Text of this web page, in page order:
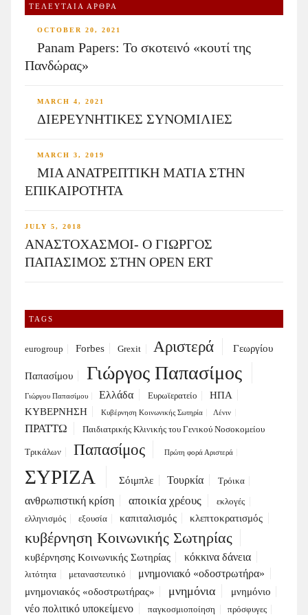
ΤΕΛΕΥΤΑΙΑ ΑΡΘΡΑ
OCTOBER 20, 2021
Panam Papers: Το σκοτεινό «κουτί της
Πανδώρας»
MARCH 4, 2021
ΔΙΕΡΕΥΝΗΤΙΚΕΣ ΣΥΝΟΜΙΛΙΕΣ
MARCH 3, 2019
ΜΙΑ ΑΝΑΤΡΕΠΤΙΚΗ ΜΑΤΙΑ ΣΤΗΝ
ΕΠΙΚΑΙΡΟΤΗΤΑ
JULY 5, 2018
ΑΝΑΣΤΟΧΑΣΜΟΙ- Ο ΓΙΩΡΓΟΣ
ΠΑΠΑΣΙΜΟΣ ΣΤΗΝ OPEN ERT
TAGS
eurogroup Forbes Grexit Αριστερά Γεωργίου
Παπασίμου Γιώργος Παπασίμος
Γιώργου Παπασίμου Ελλάδα Ευρωϊερατείο
ΗΠΑ
ΚΥΒΕΡΝΗΣΗ
Κυβέρνηση Κοινωνικής Σωτηρία Λένιν
ΠΡΑΤΤΩ Παιδιατρικής Κλινικής του Γενικού Νοσοκομείου
Τρικάλων Παπασίμος Πρώτη φορά Αριστερά
ΣΥΡΙΖΑ Σόιμπλε Τουρκία Τρόικα
ανθρωπιστική κρίση αποικία χρέους
εκλογές
ελληνισμός
εξουσία καπιταλισμός κλεπτοκρατισμός
κυβέρνηση Κοινωνικής Σωτηρίας
κυβέρνησης Κοινωνικής Σωτηρίας κόκκινα δάνεια
λιτότητα μεταναστευτικό μνημονιακό «οδοστρωτήρα»
μνημονιακός «οδοστρωτήρας» μνημόνια μνημόνιο
νέο πολιτικό υποκείμενο παγκοσμιοποίηση
πρόσφυγες